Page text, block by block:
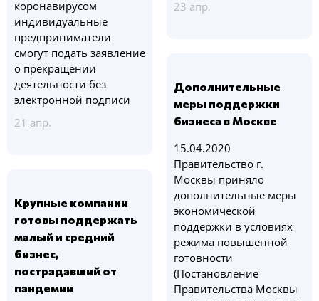
23 апр.
коронавирусом
индивидуальные
предприниматели
смогут подать заявление
о прекращении
деятельности без
электронной подписи
21 апр.
Дополнительные
меры поддержки
бизнеса в Москве
15.04.2020
Правительство г.
Москвы приняло
дополнительные меры
экономической
поддержки в условиях
режима повышенной
готовности
(Постановление
Правительства Москвы
Крупные компании
готовы поддержать
малый и средний
бизнес,
пострадавший от
пандемии